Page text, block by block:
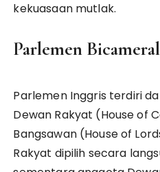
kekuasaan mutlak.
Parlemen Bicameral
Parlemen Inggris terdiri
Dewan Rakyat (House of
Bangsawan (House of
Rakyat dipilih secara